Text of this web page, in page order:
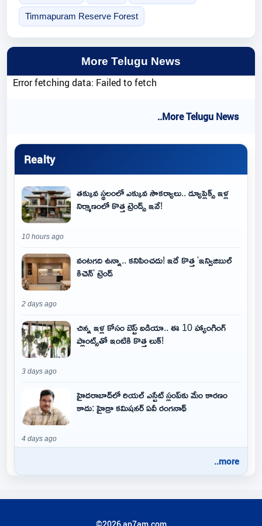
Timmapuram Reserve Forest
More Telugu News
Error fetching data: Failed to fetch
..More Telugu News
Realty
తక్కువ స్థలంలో ఎక్కువ సౌకర్యాలు.. డ్యూప్లెక్స్ ఇళ్ల
నిర్మాణంలో కొత్త ట్రెండ్స్ ఇవే!
10 hours ago
వంటగది ఉన్నా.. కనిపించదు! ఇదే కొత్త 'ఇన్విజిబుల్
కిచెన్' ట్రెండ్
2 days ago
చిన్న ఇళ్ల కోసం బెస్ట్ ఐడియా.. ఈ 10 హ్యాంగింగ్
ప్లాంట్స్‌తో ఇంటికి కొత్త లుక్!
3 days ago
హైదరాబాద్‌లో రియల్ ఎస్టేట్ స్లంప్‌కు మేం కారణం
కాదు: హైడ్రా కమిషనర్ ఏవీ రంగనాథ్
4 days ago
..more